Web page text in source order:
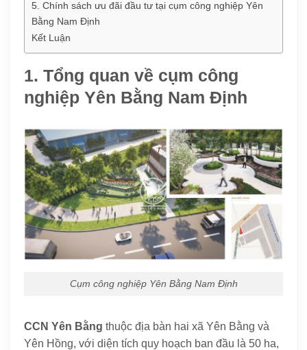
5. Chính sách ưu đãi đầu tư tại cụm công nghiệp Yên
Bằng Nam Định
Kết Luận
1. Tổng quan về cụm công
nghiệp Yên Bằng Nam Định
Cụm công nghiệp Yên Bằng Nam Định
CCN Yên Bằng thuộc địa bàn hai xã Yên Bằng và
Yên Hồng, với diện tích quy hoạch ban đầu là 50 ha,